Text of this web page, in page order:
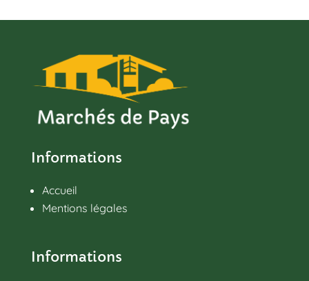
Informations
Accueil
Mentions légales
Informations